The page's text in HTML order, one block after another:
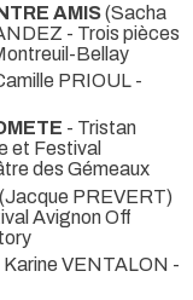
AMIS(Sacha
- Trois pièces
Bellay
PRIOUL -
- Tristan
et Festival
des Gémeaux
(Jacque PREVERT)
Avignon Off
Karine VENTALON -